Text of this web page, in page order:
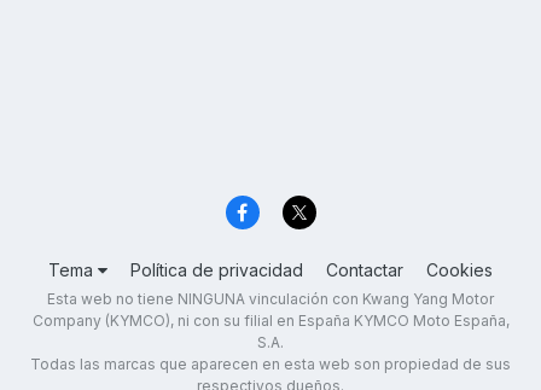
Tema Política de privacidad Contactar Cookies
Esta web no tiene NINGUNA vinculación con Kwang Yang Motor
Company (KYMCO), ni con su filial en España KYMCO Moto España,
S.A.
Todas las marcas que aparecen en esta web son propiedad de sus
respectivos dueños.